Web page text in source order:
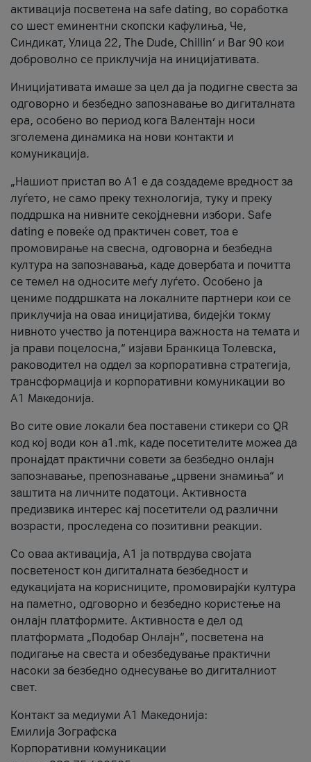
активација посветена на safe dating, во соработка
со шест еминентни скопски кафулиња, Че,
Синдикат, Улица 22, The Dude, Chillin’ и Bar 90 кои
доброволно се приклучија на иницијативата.
Иницијативата имаше за цел да ја подигне свеста за
одговорно и безбедно запознавање во дигиталната
ера, особено во период кога Валентајн носи
зголемена динамика на нови контакти и
комуникација.
„Нашиот пристап во А1 е да создадеме вредност за
луѓето, не само преку технологија, туку и преку
поддршка на нивните секојдневни избори. Safe
dating е повеќе од практичен совет, тоа е
промовирање на свесна, одговорна и безбедна
култура на запознавања, каде довербата и почитта
се темел на односите меѓу луѓето. Особено ја
цениме поддршката на локалните партнери кои се
приклучија на оваа иницијатива, бидејќи токму
нивното учество ја потенцира важноста на темата и
ја прави поцелосна,“ изјави Бранкица Толевска,
раководител на оддел за корпоративна стратегија,
трансформација и корпоративни комуникации во
А1 Македонија.
Во сите овие локали беа поставени стикери со QR
код кој води кон a1.mk, каде посетителите можеа да
пронајдат практични совети за безбедно онлајн
запознавање, препознавање „црвени знамиња“ и
заштита на личните податоци. Активноста
предизвика интерес кај посетители од различни
возрасти, проследена со позитивни реакции.
Со оваа активација, А1 ја потврдува својата
посветеност кон дигиталната безбедност и
едукацијата на корисниците, промовирајќи култура
на паметно, одговорно и безбедно користење на
онлајн платформите. Активноста е дел од
платформата „Подобар Онлајн“, посветена на
подигање на свеста и обезбедување практични
насоки за безбедно однесување во дигиталниот
свет.
Контакт за медиуми А1 Македонија:
Емилија Зографска
Корпоративни комуникации